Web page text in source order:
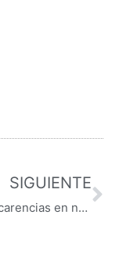
SIGUIENTE
Miedos y carencias en nuestra comunicación.